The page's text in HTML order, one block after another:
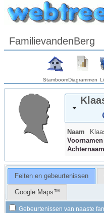
FamilievandenBerg
StamboomDiagrammen
Naam
Voornamen
Achternaam
Feiten en gebeurtenissen
Google Maps™
Gebeurtenissen van naaste